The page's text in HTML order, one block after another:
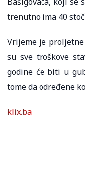
trenutno ima 40
Vrijeme je
su sve troškove
godine će biti u
tome da određene
klix.ba